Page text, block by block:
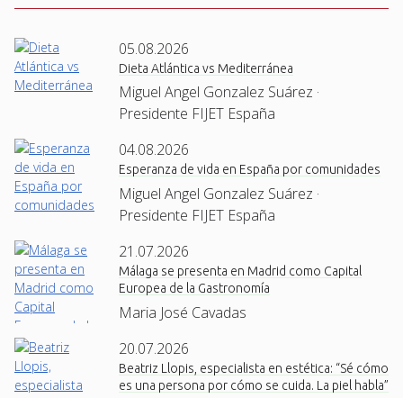
05.08.2026
Dieta Atlántica vs Mediterránea
Miguel Angel Gonzalez Suárez ·
Presidente FIJET España
04.08.2026
Esperanza de vida en España por comunidades
Miguel Angel Gonzalez Suárez ·
Presidente FIJET España
21.07.2026
Málaga se presenta en Madrid como Capital
Europea de la Gastronomía
Maria José Cavadas
20.07.2026
Beatriz Llopis, especialista en estética: “Sé cómo
es una persona por cómo se cuida. La piel habla”